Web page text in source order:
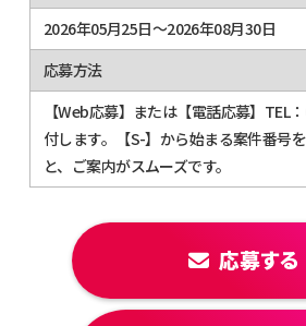
2026年05月25日～2026年08月30日
応募方法
【Web応募】または【電話応募】TEL
付します。【S-】から始まる案件番号
と、ご案内がスムーズです。
応募する